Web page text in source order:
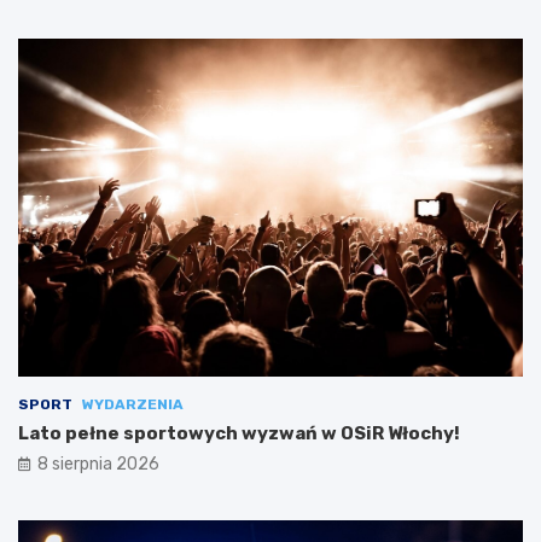
SPORT WYDARZENIA
Lato pełne sportowych wyzwań w OSiR Włochy!
8 sierpnia 2026